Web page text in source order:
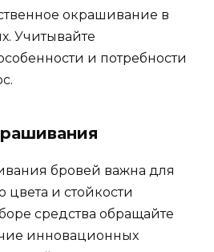
окрашивание в
Учитывайте
и потребности
бровей важна для
и стойкости
средства обращайте
инновационныx